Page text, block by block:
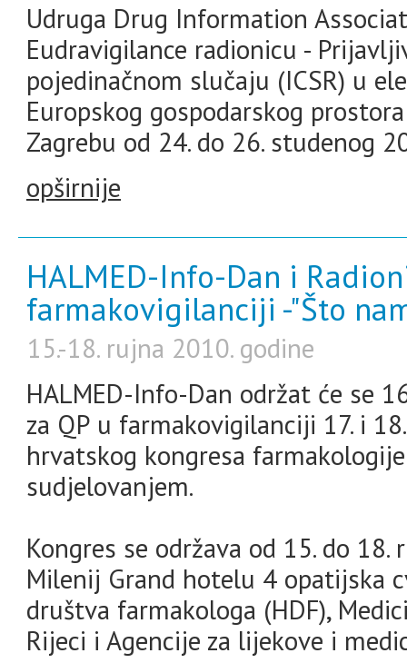
Udruga Drug Information
Eudravigilance radionicu -
pojedinačnom slučaju (ICSR) u
Europskog gospodarskog
Zagrebu od 24. do 26. studenog
opširnije
HALMED-Info-Dan i
farmakovigilanciji -"Što
15.-18. rujna 2010. godine
HALMED-Info-Dan održat će se
za QP u farmakovigilanciji 17. i
hrvatskog kongresa
sudjelovanjem.
Kongres se održava od 15. do
Milenij Grand hotelu 4 opatijska
društva farmakologa (HDF),
Rijeci i Agencije za lijekove i